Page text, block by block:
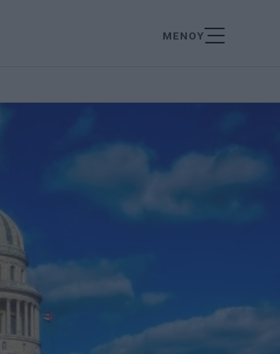
ΜΕΝΟΥ